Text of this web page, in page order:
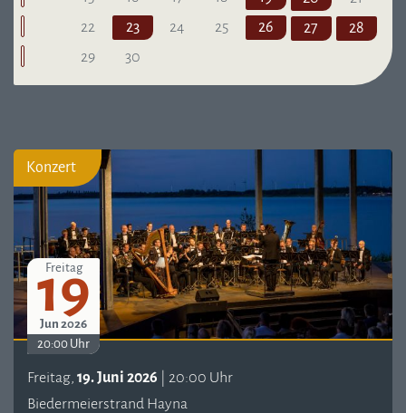
22
23 24 25 26 27
28
29
30
Konzert
Freitag
19
Jun 2026
20:00 Uhr
Freitag, 19. Juni 2026 | 20:00 Uhr
Biedermeierstrand Hayna